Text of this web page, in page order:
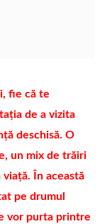
fie că te
de a vizita
deschisă. O
un mix de trăiri
În această
pe drumul
vor purta printre